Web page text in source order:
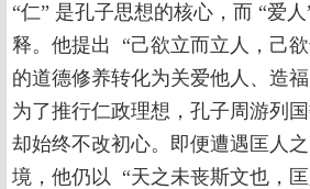
“仁” 是孔子思想的核心，而 “爱
释。他提出 “己欲立而立人，己
的道德修养转化为关爱他人、造福
为了推行仁政理想，孔子周游列
却始终不改初心。即便遭遇匡人
境，他仍以 “天之未丧斯文也，